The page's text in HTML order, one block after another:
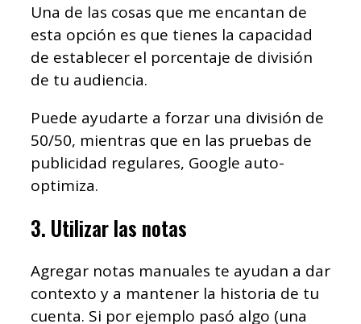
Una de las cosas que me encantan de
esta opción es que tienes la capacidad
de establecer el porcentaje de división
de tu audiencia.
Puede ayudarte a forzar una división de
50/50, mientras que en las pruebas de
publicidad regulares, Google auto-
optimiza.
3. Utilizar las notas
Agregar notas manuales te ayudan a dar
contexto y a mantener la historia de tu
cuenta. Si por ejemplo pasó algo (una